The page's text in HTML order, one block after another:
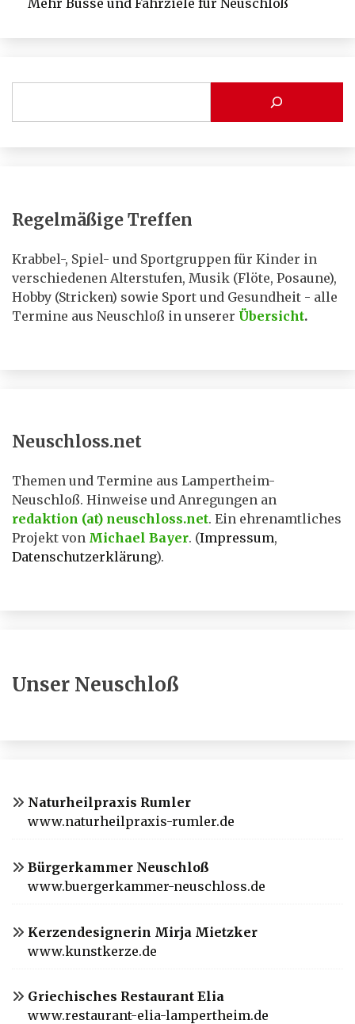
Mehr Busse und Fahrziele für Neuschloß
Regelmäßige Treffen
Krabbel-, Spiel- und Sportgruppen für Kinder in
verschiedenen Alterstufen, Musik (Flöte, Posaune),
Hobby (Stricken) sowie Sport und Gesundheit - alle
Termine aus Neuschloß in unserer Übersicht.
Neuschloss.net
Themen und Termine aus Lampertheim-
Neuschloß. Hinweise und Anregungen an
redaktion (at) neuschloss.net. Ein ehrenamtliches
Projekt von Michael Bayer. (Impressum,
Datenschutzerklärung).
Unser Neuschloß
Naturheilpraxis Rumler
www.naturheilpraxis-rumler.de
Bürgerkammer Neuschloß
www.buergerkammer-neuschloss.de
Kerzendesignerin Mirja Mietzker
www.kunstkerze.de
Griechisches Restaurant Elia
www.restaurant-elia-lampertheim.de